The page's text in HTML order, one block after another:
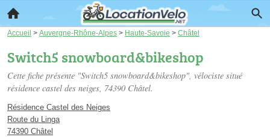
Accueil > Auvergne-Rhône-Alpes > Haute-Savoie > Châtel
Switch5 snowboard&bikeshop
Cette fiche présente "Switch5 snowboard&bikeshop", vélociste situé
résidence castel des neiges, 74390 Châtel.
Résidence Castel des Neiges
Route du Linga
74390 Châtel